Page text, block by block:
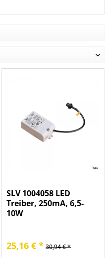
SLV 1004058 LED
Treiber, 250mA, 6,5-
10W
25,16 € * 30,94 € *